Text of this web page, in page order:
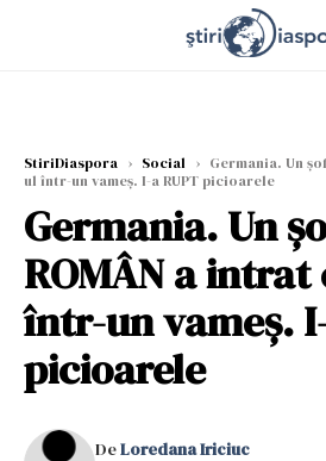
StiriDiaspora › Social › Germania. Un
ul într-un vameș. I-a RUPT picioarele
Germania. Un
ROMÂN a
într-un vameș.
picioarele
DeLoredana Iriciuc